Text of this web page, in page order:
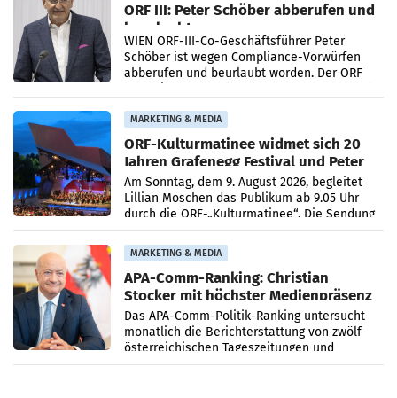
ORF III: Peter Schöber abberufen und
beurlaubt
WIEN ORF-III-Co-Geschäftsführer Peter
Schöber ist wegen Compliance-Vorwürfen
abberufen und beurlaubt worden. Der ORF
MARKETING & MEDIA
ORF-Kulturmatinee widmet sich 20
Jahren Grafenegg Festival und Peter
Simonischek
Am Sonntag, dem 9. August 2026, begleitet
Lillian Moschen das Publikum ab 9.05 Uhr
durch die ORF-„Kulturmatinee“. Die Sendung
startet mit der Dokumentation „20 Jahre
Grafenegg
MARKETING & MEDIA
APA-Comm-Ranking: Christian
Stocker mit höchster Medienpräsenz
im Juli
Das APA-Comm-Politik-Ranking untersucht
monatlich die Berichterstattung von zwölf
österreichischen Tageszeitungen und
analysiert, welche Politikerinnen und